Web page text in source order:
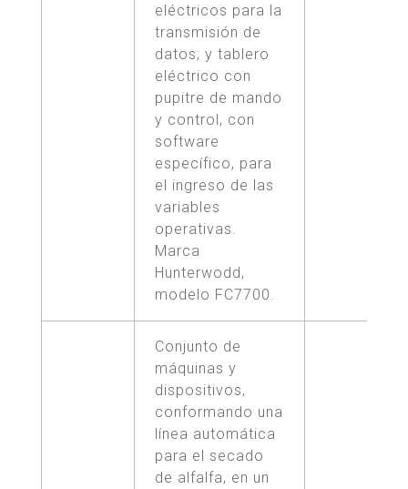
eléctricos para la
transmisión de
datos; y tablero
eléctrico con
pupitre de mando
y control, con
software
específico, para
el ingreso de las
variables
operativas.
Marca
Hunterwodd,
modelo FC7700.
Conjunto de
máquinas y
dispositivos,
conformando una
línea automática
para el secado
de alfalfa, en un